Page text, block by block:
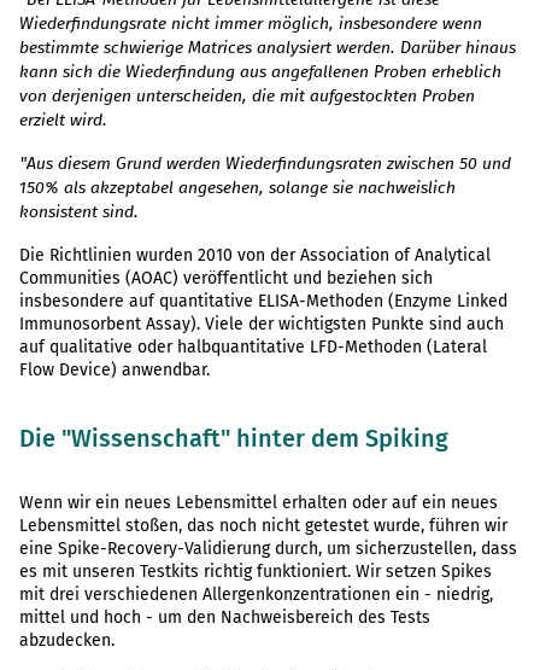
Wiederfindungsrate nicht immer möglich, insbesondere wenn
bestimmte schwierige Matrices analysiert werden. Darüber hinaus
kann sich die Wiederfindung aus angefallenen Proben erheblich
von derjenigen unterscheiden, die mit aufgestockten Proben
erzielt wird.
"Aus diesem Grund werden Wiederfindungsraten zwischen 50 und
150% als akzeptabel angesehen, solange sie nachweislich
konsistent sind.
Die Richtlinien wurden 2010 von der Association of Analytical
Communities (AOAC) veröffentlicht und beziehen sich
insbesondere auf quantitative ELISA-Methoden (Enzyme Linked
Immunosorbent Assay). Viele der wichtigsten Punkte sind auch
auf qualitative oder halbquantitative LFD-Methoden (Lateral
Flow Device) anwendbar.
Die "Wissenschaft" hinter dem Spiking
Wenn wir ein neues Lebensmittel erhalten oder auf ein neues
Lebensmittel stoßen, das noch nicht getestet wurde, führen wir
eine Spike-Recovery-Validierung durch, um sicherzustellen, dass
es mit unseren Testkits richtig funktioniert. Wir setzen Spikes
mit drei verschiedenen Allergenkonzentrationen ein - niedrig,
mittel und hoch - um den Nachweisbereich des Tests
abzudecken.